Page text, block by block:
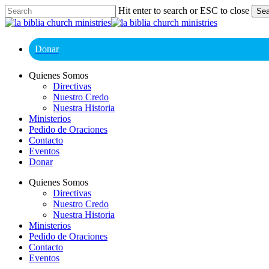
Skip
to
content
Hit enter to search or ESC to close
Close
Donar
Menu
Quienes Somos
Directivas
Nuestro Credo
Nuestra Historia
Ministerios
Pedido de Oraciones
Contacto
Eventos
Donar
Quienes Somos
Directivas
Nuestro Credo
Nuestra Historia
Ministerios
Pedido de Oraciones
Contacto
Eventos